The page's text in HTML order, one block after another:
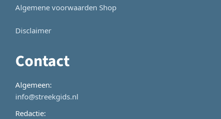
Algemene voorwaarden Shop
Disclaimer
Contact
Algemeen:
info@streekgids.nl
Redactie: